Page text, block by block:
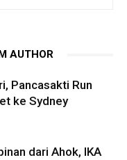
AUTHOR
Pancasakti Run
ke Sydney
dari Ahok, IKA